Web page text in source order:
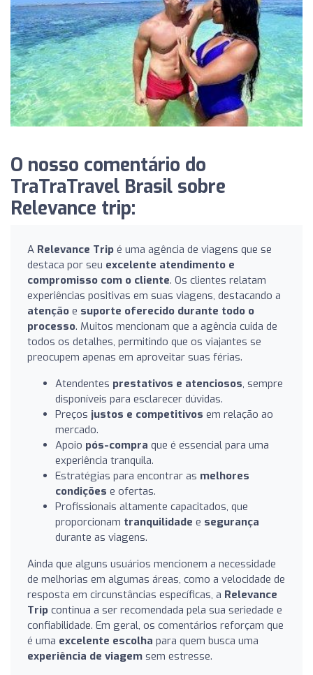
O nosso comentário do
TraTraTravel Brasil sobre
Relevance trip:
A Relevance Trip é uma agência de viagens que se
destaca por seu excelente atendimento e
compromisso com o cliente. Os clientes relatam
experiências positivas em suas viagens, destacando a
atenção e suporte oferecido durante todo o
processo. Muitos mencionam que a agência cuida de
todos os detalhes, permitindo que os viajantes se
preocupem apenas em aproveitar suas férias.
Atendentes prestativos e atenciosos, sempre
disponíveis para esclarecer dúvidas.
Preços justos e competitivos em relação ao
mercado.
Apoio pós-compra que é essencial para uma
experiência tranquila.
Estratégias para encontrar as melhores
condições e ofertas.
Profissionais altamente capacitados, que
proporcionam tranquilidade e segurança
durante as viagens.
Ainda que alguns usuários mencionem a necessidade
de melhorias em algumas áreas, como a velocidade de
resposta em circunstâncias específicas, a Relevance
Trip continua a ser recomendada pela sua seriedade e
confiabilidade. Em geral, os comentários reforçam que
é uma excelente escolha para quem busca uma
experiência de viagem sem estresse.